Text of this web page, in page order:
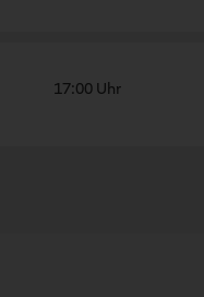
17:00 Uhr